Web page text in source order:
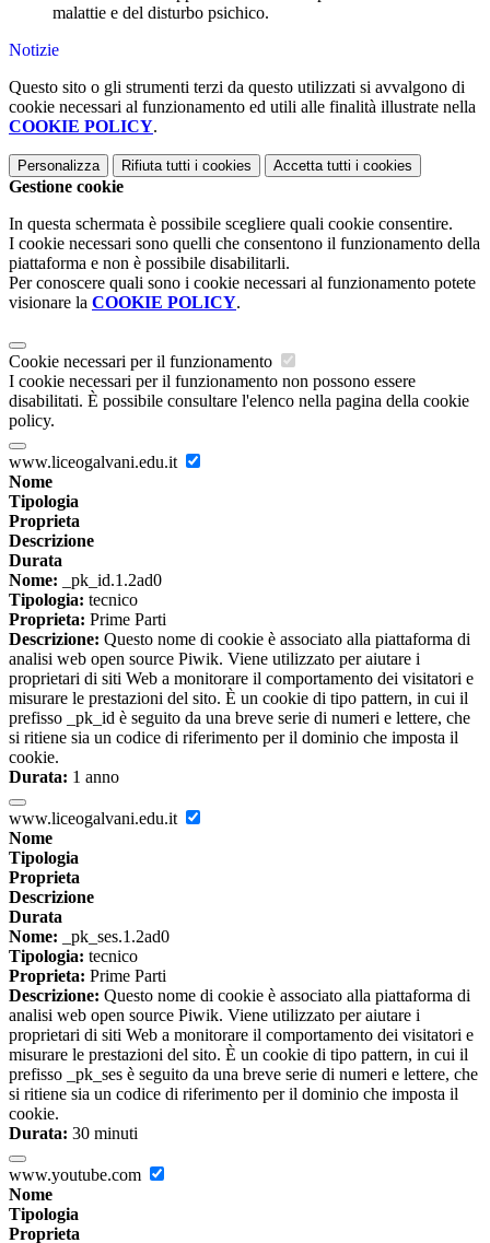
malattie e del disturbo psichico.
Notizie
Questo sito o gli strumenti terzi da questo utilizzati si avvalgono di
cookie necessari al funzionamento ed utili alle finalità illustrate nella
COOKIE POLICY.
Personalizza Rifiuta tutti i cookies Accetta tutti i cookies
Gestione cookie
In questa schermata è possibile scegliere quali cookie consentire.
I cookie necessari sono quelli che consentono il funzionamento della
piattaforma e non è possibile disabilitarli.
Per conoscere quali sono i cookie necessari al funzionamento potete
visionare la COOKIE POLICY.
Cookie necessari per il funzionamento
I cookie necessari per il funzionamento non possono essere
disabilitati. È possibile consultare l'elenco nella pagina della cookie
policy.
www.liceogalvani.edu.it
Nome
Tipologia
Proprieta
Descrizione
Durata
Nome: _pk_id.1.2ad0
Tipologia: tecnico
Proprieta: Prime Parti
Descrizione: Questo nome di cookie è associato alla piattaforma di
analisi web open source Piwik. Viene utilizzato per aiutare i
proprietari di siti Web a monitorare il comportamento dei visitatori e
misurare le prestazioni del sito. È un cookie di tipo pattern, in cui il
prefisso _pk_id è seguito da una breve serie di numeri e lettere, che
si ritiene sia un codice di riferimento per il dominio che imposta il
cookie.
Durata: 1 anno
www.liceogalvani.edu.it
Nome
Tipologia
Proprieta
Descrizione
Durata
Nome: _pk_ses.1.2ad0
Tipologia: tecnico
Proprieta: Prime Parti
Descrizione: Questo nome di cookie è associato alla piattaforma di
analisi web open source Piwik. Viene utilizzato per aiutare i
proprietari di siti Web a monitorare il comportamento dei visitatori e
misurare le prestazioni del sito. È un cookie di tipo pattern, in cui il
prefisso _pk_ses è seguito da una breve serie di numeri e lettere, che
si ritiene sia un codice di riferimento per il dominio che imposta il
cookie.
Durata: 30 minuti
www.youtube.com
Nome
Tipologia
Proprieta